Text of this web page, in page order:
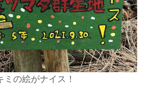
ミの絵がナイス！